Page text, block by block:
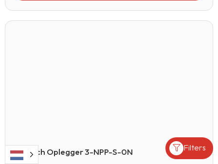
Emtech Oplegger 3-NPP-S-0N Filters